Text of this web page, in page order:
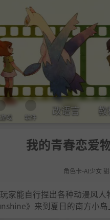
戏 软件
改语言 教
我的青春恋爱
角色卡-AI少女
家能自行捏出各种动漫风人
》来到夏日的南方小